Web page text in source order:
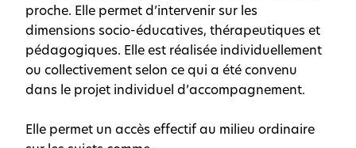
proche. Elle permet d’intervenir sur les
dimensions socio-éducatives, thérapeutiques et
pédagogiques. Elle est réalisée individuellement
ou collectivement selon ce qui a été convenu
dans le projet individuel d’accompagnement.
Elle permet un accès effectif au milieu ordinaire